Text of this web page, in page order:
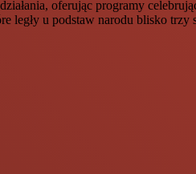
oferując programy
legły u podstaw narodu blisko trzy